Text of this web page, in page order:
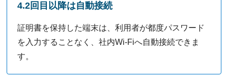
4.2回目以降は自動接続
証明書を保持した端末は、利用者が都度パスワード
を入力することなく、社内Wi-Fiへ自動接続できま
す。